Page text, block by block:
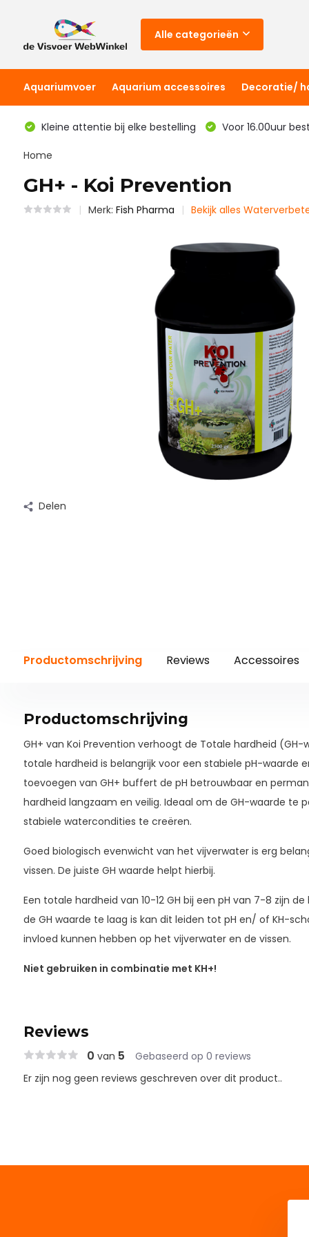
Alle categorieën
Aquariumvoer Aquarium accessoires Decoratie/
Kleine attentie bij elke bestelling Voor 16.00uur
Home
GH+ - Koi Prevention
Merk: Fish Pharma Bekijk alles
Delen
Productomschrijving Reviews Accessoires
Productomschrijving
GH+ van Koi Prevention verhoogt de Totale hardheid
totale hardheid is belangrijk voor een stabiele pH-waarde
toevoegen van GH+ buffert de pH betrouwbaar en
hardheid langzaam en veilig. Ideaal om de GH-waarde te
stabiele watercondities te creëren.
Goed biologisch evenwicht van het vijverwater is erg
vissen. De juiste GH waarde helpt hierbij.
Een totale hardheid van 10-12 GH bij een pH van 7-8 zijn
de GH waarde te laag is kan dit leiden tot pH en/ of KH-
invloed kunnen hebben op het vijverwater en de vissen.
Niet gebruiken in combinatie met KH+!
Reviews
0 van 5 Gebaseerd op 0 reviews
Er zijn nog geen reviews geschreven over dit product..